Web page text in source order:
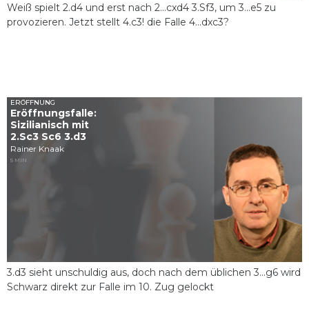
Weiß spielt 2.d4 und erst nach 2...cxd4 3.Sf3, um 3...e5 zu
provozieren. Jetzt stellt 4.c3! die Falle 4...dxc3?
ERÖFFNUNG
Eröffnungsfalle:
Sizilianisch mit
2.Sc3 Sc6 3.d3
Rainer Knaak
5 MIN
3.d3 sieht unschuldig aus, doch nach dem üblichen 3...g6 wird
Schwarz direkt zur Falle im 10. Zug gelockt